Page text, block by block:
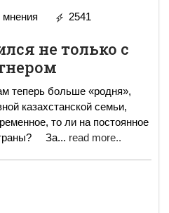
2541
не только с
теперь больше «родня»,
казахстанской семьи,
то ли на постоянное
жительство за пределы страны? За... read more..